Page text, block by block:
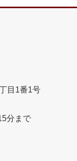
目1番1号
分まで